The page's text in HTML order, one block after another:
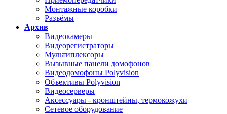
Монтажные коробки
Разъёмы
Архив
Видеокамеры
Видеорегистраторы
Мультиплексоры
Вызывные панели домофонов
Видеодомофоны Polyvision
Объективы Polyvision
Видеосерверы
Аксессуары - кронштейны, термокожухи
Сетевое оборудование